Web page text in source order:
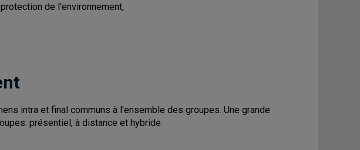
de l'environnement,
intra et final communs à l'ensemble des groupes. Une grande
présentiel, à distance et hybride.